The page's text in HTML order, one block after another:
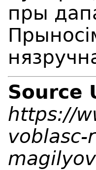
пры
Source
https://
voblasc-